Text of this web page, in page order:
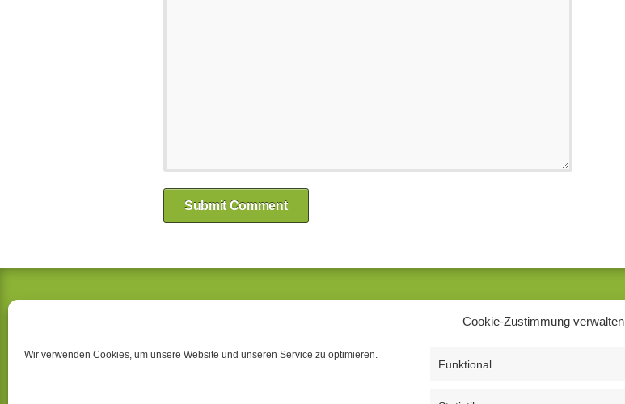
Cookie-Zustimmung verwalten
Wir verwenden Cookies, um unsere Website und unseren Service zu optimieren.
Funktional
Goethestraße 87
08.00 Uhr – 12.30 Uhr
13.30 Uhr – 18.00 Uhr